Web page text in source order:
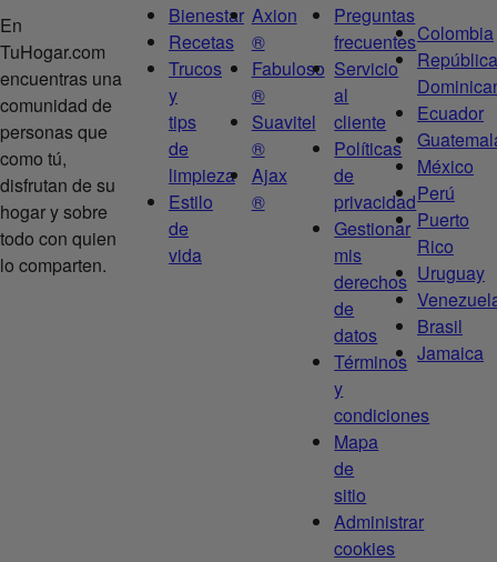
En
TuHogar.com
encuentras una
comunidad de
personas que
como tú,
disfrutan de su
hogar y sobre
todo con quien
lo comparten.
Bienestar
Recetas
Trucos
y
tips
de
limpieza
Estilo
de
vida
Axion
®
Fabuloso
®
Suavitel
®
Ajax
®
Preguntas
frecuentes
Servicio
al
cliente
Políticas
de
privacidad
Gestionar
mis
derechos
de
datos
Términos
y
condiciones
Mapa
de
sitio
Administrar
cookies
Colombia
República
Ecuador
México
Perú
Puerto
Rico
Uruguay
Brasil
Jamaica